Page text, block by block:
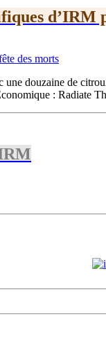
d’IRM
douzaine de
: Radiate